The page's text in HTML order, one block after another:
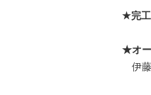
★完工
★オー
伊